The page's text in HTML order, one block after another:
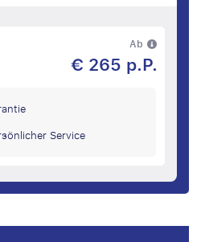
Ab
€ 265 p.P.
Service